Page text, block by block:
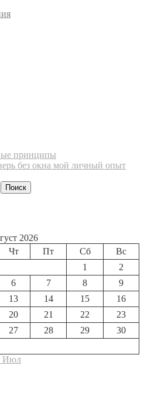
принципы
без окна мой личный опыт
Поиск
2026
Чт Пт Сб
Вс
1
2
6 7 8
9
13 14 15
16
20 21 22
23
27 28 29
30
Июл